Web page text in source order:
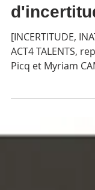
Un atelier
[INCERTITUDE,
ACT4 TALENTS,
atelier